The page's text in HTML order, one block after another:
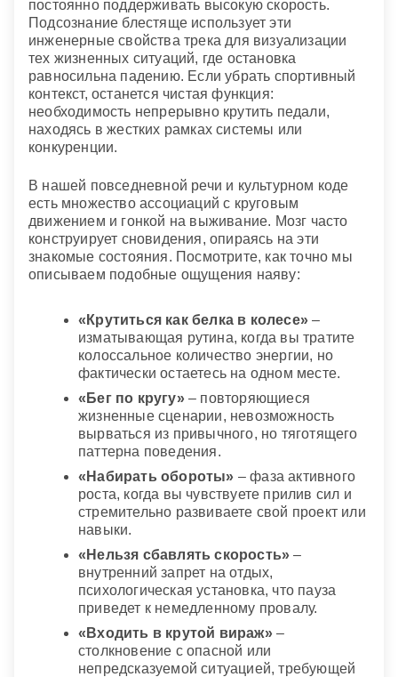
постоянно поддерживать высокую скорость.
Подсознание блестяще использует эти
инженерные свойства трека для визуализации
тех жизненных ситуаций, где остановка
равносильна падению. Если убрать спортивный
контекст, останется чистая функция:
необходимость непрерывно крутить педали,
находясь в жестких рамках системы или
конкуренции.
В нашей повседневной речи и культурном коде
есть множество ассоциаций с круговым
движением и гонкой на выживание. Мозг часто
конструирует сновидения, опираясь на эти
знакомые состояния. Посмотрите, как точно мы
описываем подобные ощущения наяву:
«Крутиться как белка в колесе» –
изматывающая рутина, когда вы тратите
колоссальное количество энергии, но
фактически остаетесь на одном месте.
«Бег по кругу»– повторяющиеся
жизненные сценарии, невозможность
вырваться из привычного, но тяготящего
паттерна поведения.
«Набирать обороты» – фаза активного
роста, когда вы чувствуете прилив сил и
стремительно развиваете свой проект или
навыки.
«Нельзя сбавлять скорость» –
внутренний запрет на отдых,
психологическая установка, что пауза
приведет к немедленному провалу.
«Входить в крутой вираж»–
столкновение с опасной или
непредсказуемой ситуацией, требующей